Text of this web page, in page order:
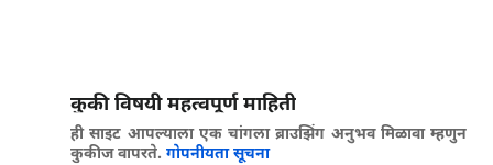
कुकी विषयी महत्वपूर्ण माहिती
ही साइट आपल्याला एक चांगला ब्राउझिंग अनुभव मिळावा म्हणुन
कुकीज वापरते. गोपनीयता सूचना